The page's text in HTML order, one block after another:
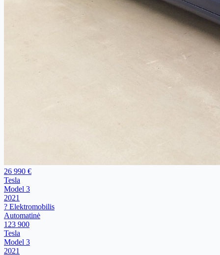
26 990 €
Tesla
Model 3
2021
? Elektromobilis
Automatinė
123 900
Tesla
Model 3
2021